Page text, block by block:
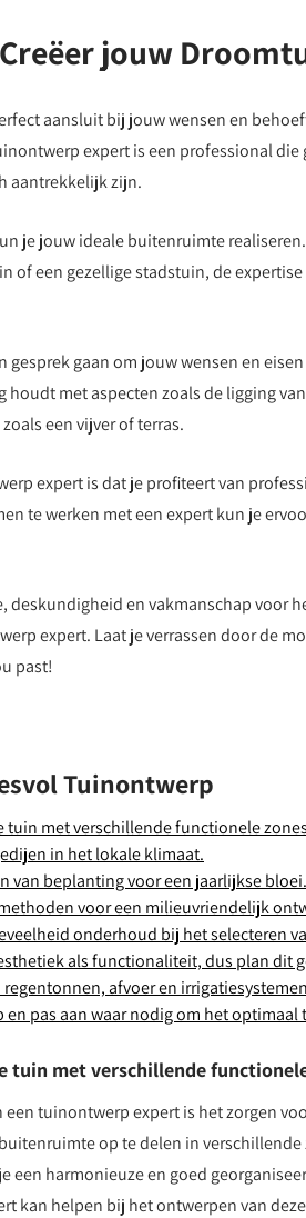
jouw
aansluit bij jouw wensen en
expert is een professional
aantrekkelijk zijn.
je jouw ideale buitenruimte
of een gezellige stadstuin, de
gaan om jouw wensen en
met aspecten zoals de ligging
een vijver of terras.
expert is dat je profiteert van
te werken met een expert kun je
deskundigheid en vakmanschap voor
expert. Laat je verrassen door de
past!
Tuinontwerp
tuin met verschillende functionele
in het lokale klimaat.
van beplanting voor een jaarlijkse bloei.
voor een milieuvriendelijk
onderhoud bij het selecteren
als functionaliteit, dus plan dit
afvoer en
pas aan waar nodig om het optimaal
tuin met verschillende
tuinontwerp expert is het zorgen
op te delen in verschillende
een harmonieuze en goed
kan helpen bij het ontwerpen van